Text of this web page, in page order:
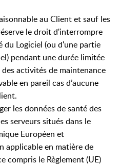
au Client et sauf les
le droit d'interrompre
Logiciel (ou d'une partie
pendant une durée limitée
activités de maintenance
en pareil cas d’aucune
les données de santé des
serveurs situés dans le
Européen et
applicable en matière de
compris le Règlement (UE)